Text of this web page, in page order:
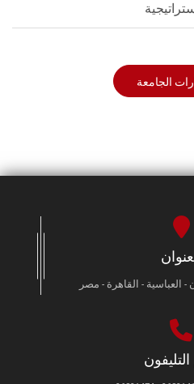
الجامعة
- العباسية - القاهرة - مصر